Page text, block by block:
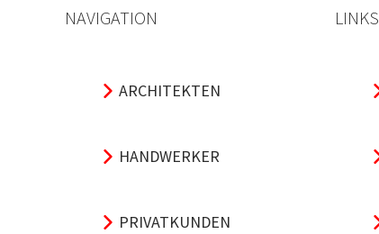
NAVIGATION
ARCHITEKTEN
HANDWERKER
PRIVATKUNDEN
LINKS